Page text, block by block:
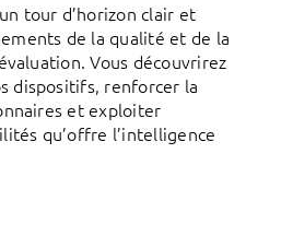
tour d’horizon clair et
de la qualité et de la
Vous découvrirez
dispositifs, renforcer la
et exploiter
qu’offre l’intelligence